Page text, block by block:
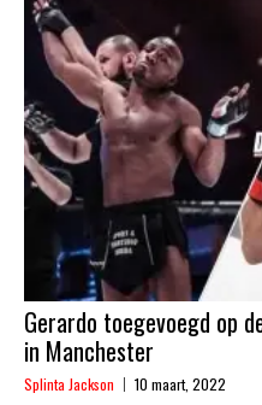
Gerardo toegevoegd op
in Manchester
Splinta Jackson 10 maart, 2022